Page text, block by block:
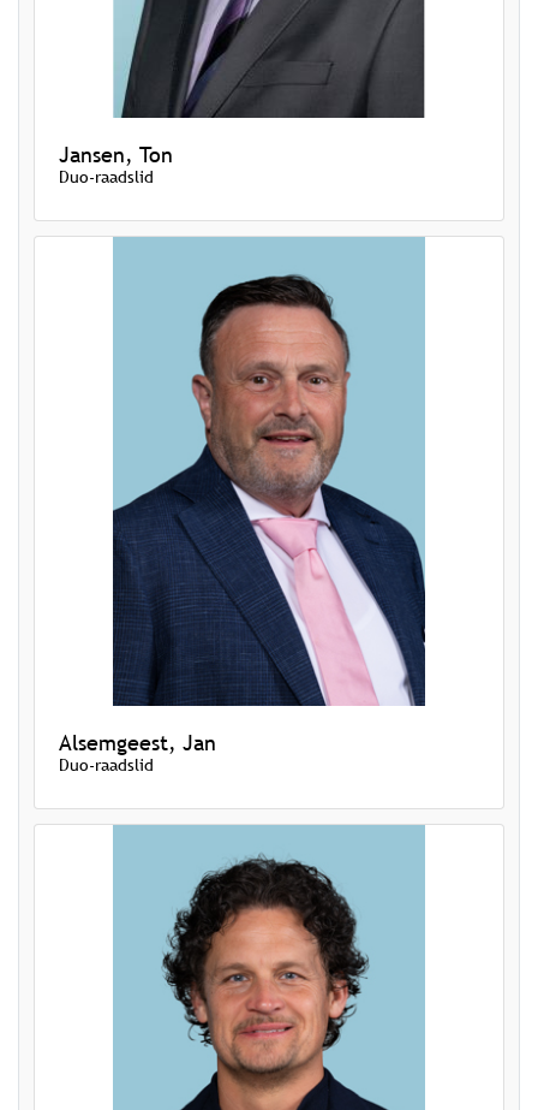
Jansen, Ton
Duo-raadslid
Alsemgeest, Jan
Duo-raadslid